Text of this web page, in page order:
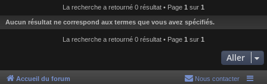
h
e
La recherche a retourné 0 résultat • Page 1 sur 1
Aucun résultat ne correspond aux termes que vous avez spécifiés.
La recherche a retourné 0 résultat • Page 1 sur 1
Aller
Accueil du forum Nous contacter